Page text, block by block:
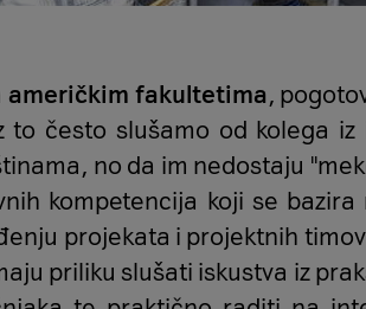
američkim fakultetima,
to često slušamo od kolega
no da im nedostaju
kompetencija koji se bazira
projekata i projektnih
priliku slušati iskustva iz